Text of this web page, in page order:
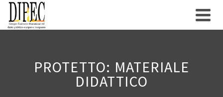
PROTETTO: MATERIALE
DIDATTICO